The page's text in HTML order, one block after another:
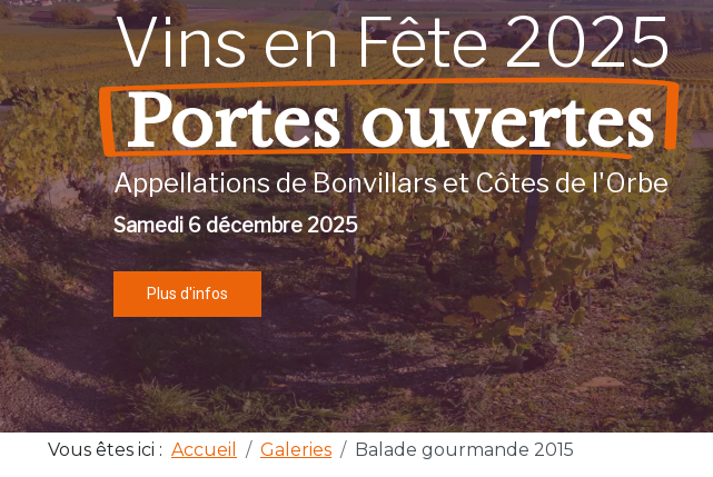
VinsenFête2025
Portes ouvertes
Appellations de Bonvillars et Côtes de l'Orbe
Samedi 6 décembre 2025
Plus d'infos
Vous êtes ici : Accueil Galeries Balade gourmande 2015